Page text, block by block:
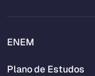
ENEM
Plano de Estudos